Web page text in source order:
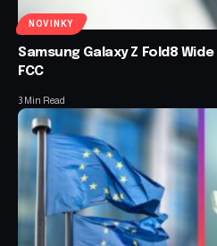
NOVINKY
Samsung Galaxy Z Fold8
FCC
3 Min Read